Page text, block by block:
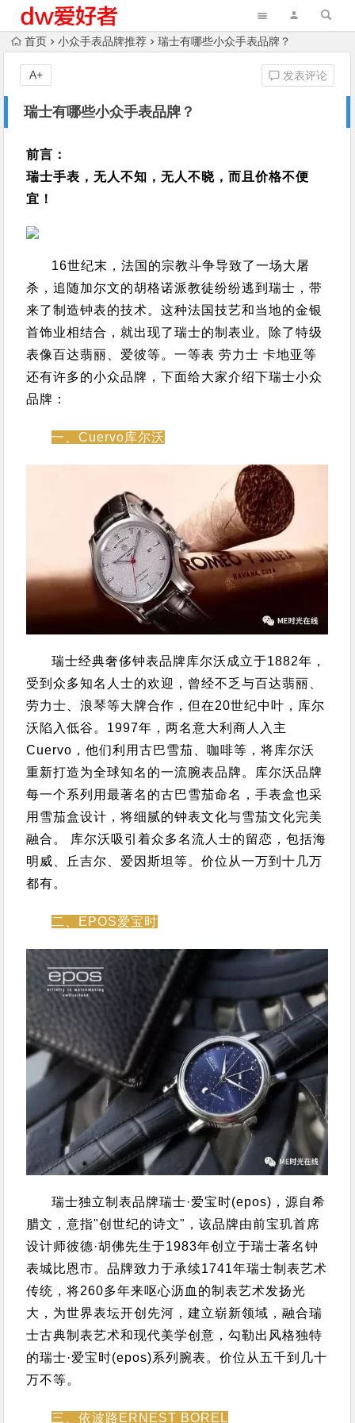
首页 小众手表品牌推荐 瑞士有哪些小众手表品牌？
瑞士有哪些小众手表品牌？
发表评论
A+
前言：
瑞士手表，无人不知，无人不晓，而且价格不便
宜！
16世纪末，法国的宗教斗争导致了一场大屠
杀，追随加尔文的胡格诺派教徒纷纷逃到瑞士，带
来了制造钟表的技术。这种法国技艺和当地的金银
首饰业相结合，就出现了瑞士的制表业。 除了特级
表像百达翡丽、爱彼等。一等表 劳力士 卡地亚等
还有许多的小众品牌，下面给大家介绍下瑞士小众
品牌：
一、Cuervo库尔沃
瑞士经典奢侈钟表品牌库尔沃成立于1882年，
受到众多知名人士的欢迎，曾经不乏与百达翡丽、
劳力士、浪琴等大牌合作，但在20世纪中叶，库尔
沃陷入低谷。 1997年，两名意大利商人入主
Cuervo，他们利用古巴雪茄、咖啡等，将库尔沃
重新打造为全球知名的一流腕表品牌。 库尔沃品牌
每一个系列用最著名的古巴雪茄命名，手表盒也采
用雪茄盒设计，将细腻的钟表文化与雪茄文化完美
融合。
库尔沃吸引着众多名流人士的留恋，包括海
明威、丘吉尔、爱因斯坦等。价位从一万到十几万
都有。
二、EPOS爱宝时
瑞士独立制表品牌瑞士·爱宝时(epos)，源自希
腊文，意指"创世纪的诗文"，该品牌由前宝玑首席
设计师彼德·胡佛先生于1983年创立于瑞士著名钟
表城比恩市。品牌致力于承续1741年瑞士制表艺术
传统，将260多年来呕心沥血的制表艺术发扬光
大，为世界表坛开创先河，建立崭新领域，融合瑞
士古典制表艺术和现代美学创意，勾勒出风格独特
的瑞士·爱宝时(epos)系列腕表。价位从五千到几十
万不等。
三、依波路ERNEST BOREL